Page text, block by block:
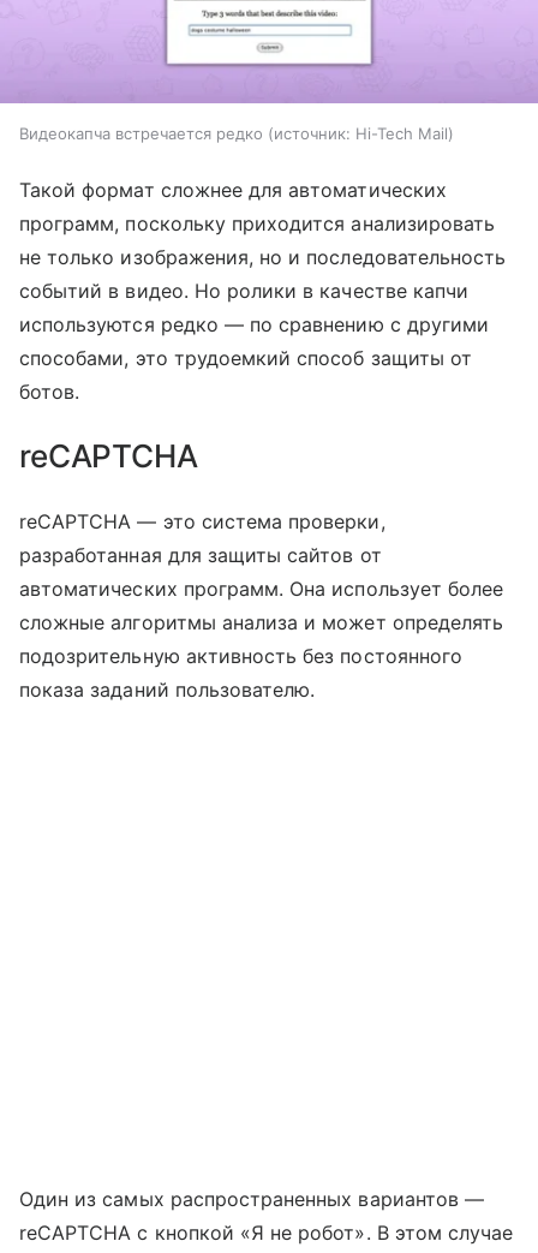
Видеокапча встречается редко источник: Hi-Tech Mail
Такой формат сложнее для автоматических
программ, поскольку приходится анализировать
не только изображения, но и последовательность
событий в видео. Но ролики в качестве капчи
используются редко — по сравнению с другими
способами, это трудоемкий способ защиты от
ботов.
reCAPTCHA
reCAPTCHA — это система проверки,
разработанная для защиты сайтов от
автоматических программ. Она использует более
сложные алгоритмы анализа и может определять
подозрительную активность без постоянного
показа заданий пользователю.
Один из самых распространенных вариантов —
reCAPTCHA с кнопкой «Я не робот». В этом случае